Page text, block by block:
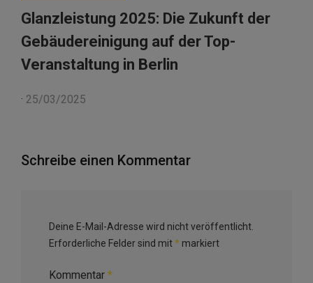
Glanzleistung 2025: Die Zukunft der
Gebäudereinigung auf der Top-
Veranstaltung in Berlin
· 25/03/2025
Schreibe einen Kommentar
Deine E-Mail-Adresse wird nicht veröffentlicht.
Erforderliche Felder sind mit* markiert
Kommentar *